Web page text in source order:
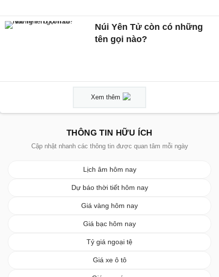
Núi Yên Tử còn có những
tên gọi nào?
Xem thêm
THÔNG TIN HỮU ÍCH
Cập nhật nhanh các thông tin được quan tâm mỗi ngày
Lịch âm hôm nay
Dự báo thời tiết hôm nay
Giá vàng hôm nay
Giá bạc hôm nay
Tỷ giá ngoại tệ
Giá xe ô tô